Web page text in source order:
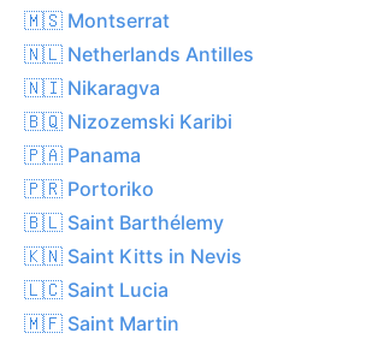
🇲🇸 Montserrat
🇳🇱 Netherlands Antilles
🇳🇮 Nikaragva
🇧🇶 Nizozemski Karibi
🇵🇦 Panama
🇵🇷 Portoriko
🇧🇱 Saint Barthélemy
🇰🇳 Saint Kitts in Nevis
🇱🇨 Saint Lucia
🇲🇫 Saint Martin